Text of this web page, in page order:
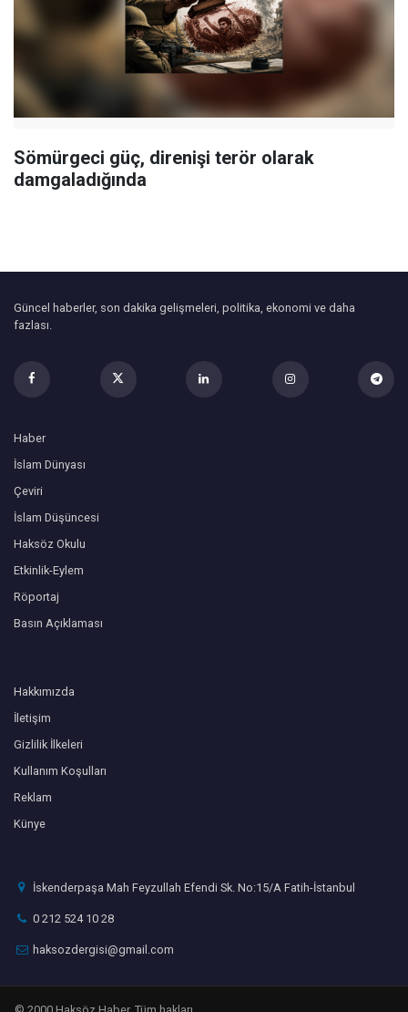
Sömürgeci güç, direnişi terör olarak
damgaladığında
Güncel haberler, son dakika gelişmeleri, politika, ekonomi ve daha
fazlası.
Haber
İslam Dünyası
Çeviri
İslam Düşüncesi
Haksöz Okulu
Etkinlik-Eylem
Röportaj
Basın Açıklaması
Hakkımızda
İletişim
Gizlilik İlkeleri
Kullanım Koşulları
Reklam
Künye
İskenderpaşa Mah Feyzullah Efendi Sk. No:15/A Fatih-İstanbul
0 212 524 10 28
haksozdergisi@gmail.com